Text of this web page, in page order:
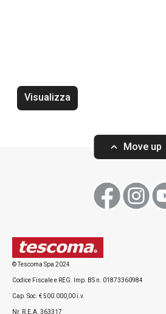
Vaso piccolo FANCY HOME
Visualizza
Move up
© Tescoma Spa 2024
Codice Fiscale e REG. Imp. BS n. 01873360984
Cap. Soc. € 500.000,00 i.v.
Nr. R.E.A. 363317